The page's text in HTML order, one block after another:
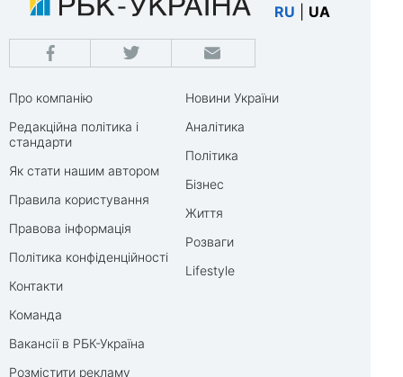
RU UA
Про компанію
Редакційна політика і
стандарти
Як стати нашим автором
Правила користування
Правова інформація
Політика конфіденційності
Контакти
Команда
Вакансії в РБК-Україна
Розмістити рекламу
Новини України
Аналітика
Політика
Бізнес
Життя
Розваги
Lifestyle